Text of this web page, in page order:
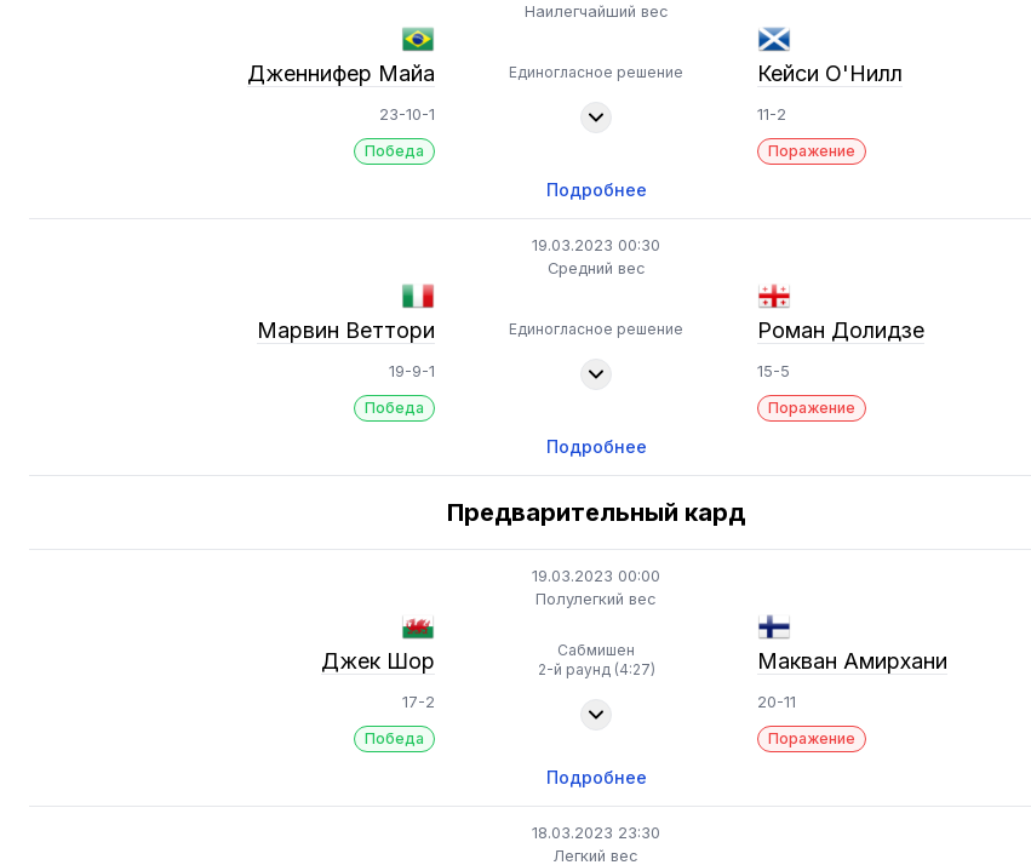
Наилегчайший вес
Дженнифер Майа
23-10-1
Победа
Единогласное решение Кейси О'Нилл
11-2
Поражение
Подробнее
19.03.2023 00:30
Средний вес
Марвин Веттори
19-9-1
Победа
Единогласное решение Роман Долидзе
15-5
Поражение
Подробнее
Предварительный кард
19.03.2023 00:00
Полулегкий вес
Джек Шор
17-2
Победа
Сабмишен
2-й раунд (4:27)
Макван Амирхани
20-11
Поражение
Подробнее
18.03.2023 23:30
Легкий вес